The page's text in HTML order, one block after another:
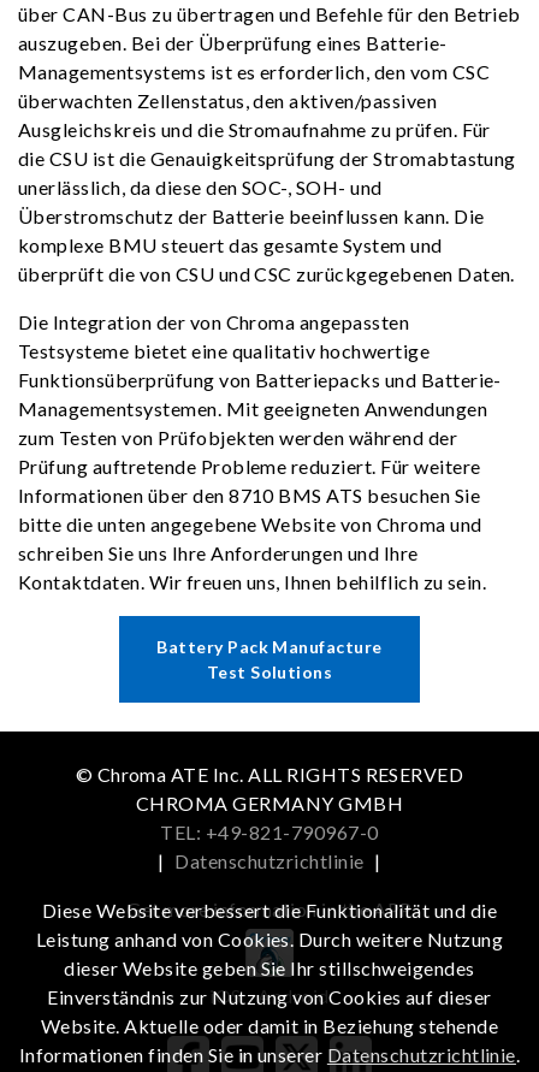
über CAN-Bus zu übertragen und Befehle für den Betrieb
auszugeben. Bei der Überprüfung eines Batterie-
Managementsystems ist es erforderlich, den vom CSC
überwachten Zellenstatus, den aktiven/passiven
Ausgleichskreis und die Stromaufnahme zu prüfen. Für
die CSU ist die Genauigkeitsprüfung der Stromabtastung
unerlässlich, da diese den SOC-, SOH- und
Überstromschutz der Batterie beeinflussen kann. Die
komplexe BMU steuert das gesamte System und
überprüft die von CSU und CSC zurückgegebenen Daten.
Die Integration der von Chroma angepassten
Testsysteme bietet eine qualitativ hochwertige
Funktionsüberprüfung von Batteriepacks und Batterie-
Managementsystemen. Mit geeigneten Anwendungen
zum Testen von Prüfobjekten werden während der
Prüfung auftretende Probleme reduziert. Für weitere
Informationen über den 8710 BMS ATS besuchen Sie
bitte die unten angegebene Website von Chroma und
schreiben Sie uns Ihre Anforderungen und Ihre
Kontaktdaten. Wir freuen uns, Ihnen behilflich zu sein.
Battery Pack Manufacture
Test Solutions
© Chroma ATE Inc. ALL RIGHTS RESERVED
CHROMA GERMANY GMBH
TEL: +49-821-790967-0
| Datenschutzrichtlinie |
Get more information in the APP
iOS Android
Diese Website verbessert die Funktionalität und die
Leistung anhand von Cookies. Durch weitere Nutzung
dieser Website geben Sie Ihr stillschweigendes
Einverständnis zur Nutzung von Cookies auf dieser
Website. Aktuelle oder damit in Beziehung stehende
Informationen finden Sie in unserer Datenschutzrichtlinie.